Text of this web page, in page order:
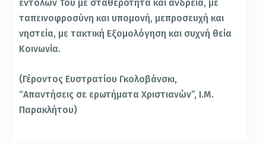
εντολών Του με σταθερότητα και ανδρεία, με
ταπεινοφροσύνη και υπομονή, μεπροσευχή και
νηστεία, με τακτική Εξομολόγηση και συχνή θεία
Κοινωνία.
(Γέροντος Ευστρατίου Γκολοβάνσκι,
“Απαντήσεις σε ερωτήματα Χριστιανών”, Ι.Μ.
Παρακλήτου)